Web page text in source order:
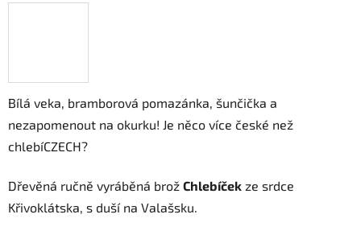
Bílá veka, bramborová pomazánka, šunčička a
nezapomenout na okurku! Je něco více české než
chlebíCZECH?
Dřevěná ručně vyráběná brož Chlebíček ze srdce
Křivoklátska, s duší na Valašsku.